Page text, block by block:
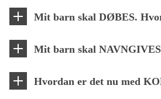
Mit barn skal DØBES.
Mit barn skal
Hvordan er det nu med